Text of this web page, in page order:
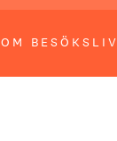
OM BESÖKSLIV